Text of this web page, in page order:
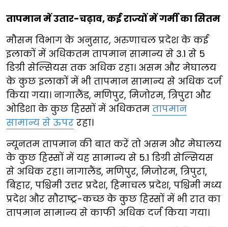
तापमान में उतार-चढ़ाव, कई राज्यों में गर्मी का सितम
मौसम विभाग के अनुसार, अरुणाचल प्रदेश के कई
इलाकों में अधिकतम तापमान सामान्य से 3.1 से 5
डिग्री सेल्सियस तक अधिक रहा। असम और मेघालय
के कुछ इलाकों में भी तापमान सामान्य से अधिक दर्ज
किया गया। नागालैंड, मणिपुर, मिजोरम, त्रिपुरा और
ओडिशा के कुछ हिस्सों में अधिकतम तापमान
सामान्य से ऊपर रहा।
न्यूनतम तापमान की बात करें तो असम और मेघालय
के कुछ हिस्सों में यह सामान्य से 5.1 डिग्री सेल्सियस
से अधिक रहा। नागालैंड, मणिपुर, मिजोरम, त्रिपुरा,
बिहार, पश्चिमी उत्तर प्रदेश, हिमाचल प्रदेश, पश्चिमी मध्य
प्रदेश और सौराष्ट्र-कच्छ के कुछ हिस्सों में भी रात का
तापमान सामान्य से काफी अधिक दर्ज किया गया।